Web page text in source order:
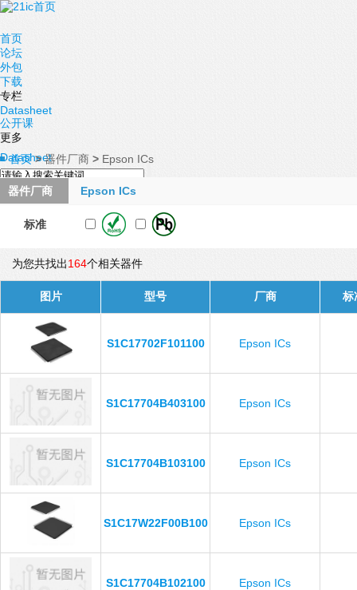
首页
论坛
外包
下载
专栏
Datasheet
公开课
更多
Datasheet
首页 >器件厂商 > Epson ICs
器件厂商 Epson ICs
标准
为您共找出164个相关器件
图片 型号 厂商 标
S1C17702F101100 Epson ICs
S1C17704B403100 Epson ICs
S1C17704B103100 Epson ICs
S1C17W22F00B100 Epson ICs
S1C17704B102100 Epson ICs